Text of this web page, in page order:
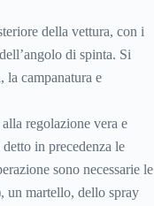
della vettura, con i
di spinta. Si
la campanatura e
regolazione vera e
in precedenza le
sono necessarie le
un martello, dello spray